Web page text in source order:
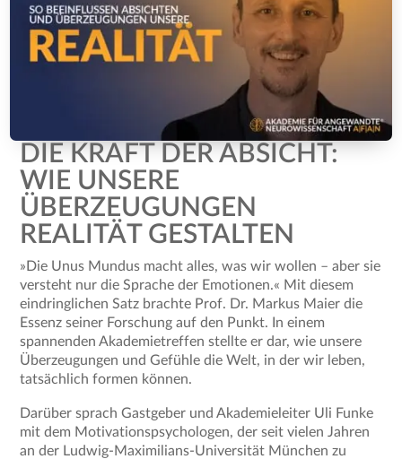
DIE KRAFT DER ABSICHT:
WIE UNSERE
ÜBERZEUGUNGEN
REALITÄT GESTALTEN
»Die Unus Mundus macht alles, was wir wollen – aber sie
versteht nur die Sprache der Emotionen.« Mit diesem
eindringlichen Satz brachte Prof. Dr. Markus Maier die
Essenz seiner Forschung auf den Punkt. In einem
spannenden Akademietreffen stellte er dar, wie unsere
Überzeugungen und Gefühle die Welt, in der wir leben,
tatsächlich formen können.
Darüber sprach Gastgeber und Akademieleiter Uli Funke
mit dem Motivationspsychologen, der seit vielen Jahren
an der Ludwig-Maximilians-Universität München zu